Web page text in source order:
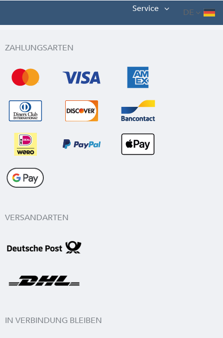
DE
Service
ZAHLUNGSARTEN
VERSANDARTEN
IN VERBINDUNG BLEIBEN